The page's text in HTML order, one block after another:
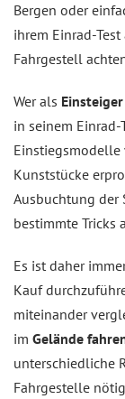
Bergen oder
ihrem Einrad-
Fahrgestell
Wer als Einsteiger
in seinem
Einstiegsmodelle
Kunststücke
Ausbuchtung der
bestimmte Tricks
Es ist daher
Kauf
miteinander
im Gelände
unterschiedliche
Fahrgestelle